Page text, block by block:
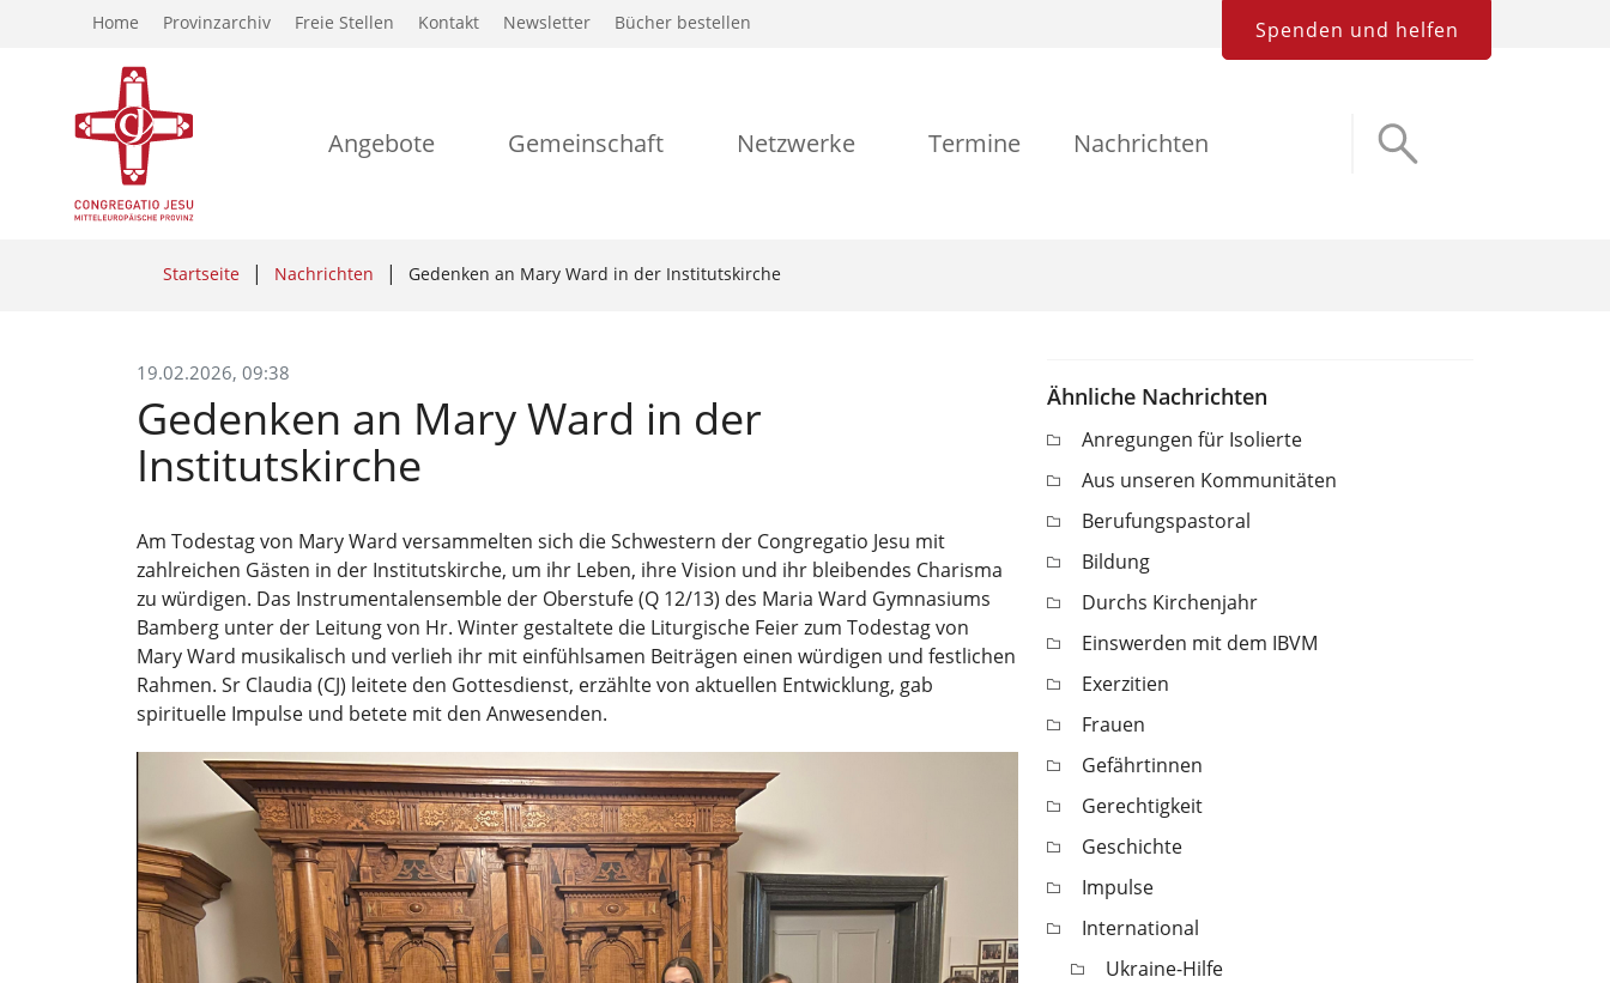
Home Provinzarchiv Freie Stellen Kontakt Newsletter Bücher bestellen Spenden und helfen
Angebote Gemeinschaft Netzwerke Termine Nachrichten
Startseite Nachrichten Gedenken an Mary Ward in der Institutskirche
19.02.2026, 09:38
Gedenken an Mary Ward in der
Institutskirche
Am Todestag von Mary Ward versammelten sich die Schwestern der Congregatio Jesu mit
zahlreichen Gästen in der Institutskirche, um ihr Leben, ihre Vision und ihr bleibendes Charisma
zu würdigen. Das Instrumentalensemble der Oberstufe (Q 12/13) des Maria Ward Gymnasiums
Bamberg unter der Leitung von Hr. Winter gestaltete die Liturgische Feier zum Todestag von
Mary Ward musikalisch und verlieh ihr mit einfühlsamen Beiträgen einen würdigen und festlichen
Rahmen. Sr Claudia (CJ) leitete den Gottesdienst, erzählte von aktuellen Entwicklung, gab
spirituelle Impulse und betete mit den Anwesenden.
Ähnliche Nachrichten
Anregungen für Isolierte
Aus unseren Kommunitäten
Berufungspastoral
Bildung
Durchs Kirchenjahr
Einswerden mit dem IBVM
Exerzitien
Frauen
Gefährtinnen
Gerechtigkeit
Geschichte
Impulse
International
Ukraine-Hilfe